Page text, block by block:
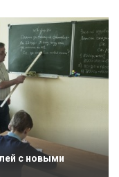
с новыми